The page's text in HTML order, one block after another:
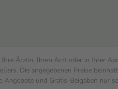
Ärztin, Ihren Arzt oder in Ihrer
Die angegebenen Preise
und Gratis-Beigaben nur